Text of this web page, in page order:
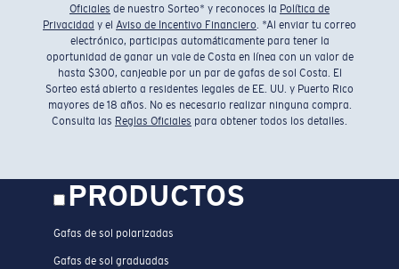
Oficiales de nuestro Sorteo* y reconoces la Política de
Privacidad y el Aviso de Incentivo Financiero. *Al enviar tu correo
electrónico, participas automáticamente para tener la
oportunidad de ganar un vale de Costa en línea con un valor de
hasta $300, canjeable por un par de gafas de sol Costa. El
Sorteo está abierto a residentes legales de EE. UU. y Puerto Rico
mayores de 18 años. No es necesario realizar ninguna compra.
Consulta las Reglas Oficiales para obtener todos los detalles.
PRODUCTOS
Gafas de sol polarizadas
Gafas de sol graduadas